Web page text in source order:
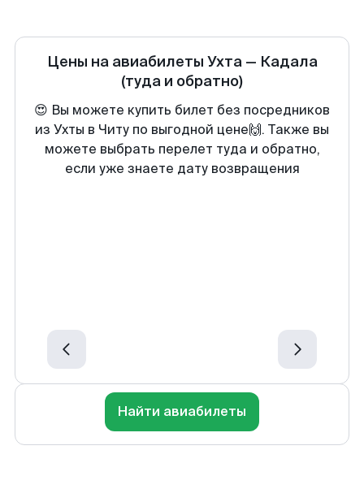
Цены на авиабилеты Ухта— Кадала
(туда и обратно)
😍 Вы можете купить билет без посредников
из Ухты в Читу по выгодной цене🙌. Также вы
можете выбрать перелет туда и обратно,
если уже знаете дату возвращения
Найти авиабилеты